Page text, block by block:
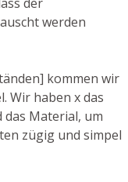
werden
kommen wir
Wir haben x das
Material, um
zügig und simpel